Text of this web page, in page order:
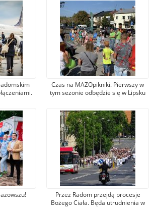
Czas na MAZOpikniki. Pierwszy w
tym sezonie odbędzie się w Lipsku
Przez Radom przejdą procesje
Bożego Ciała. Będa utrudnienia w